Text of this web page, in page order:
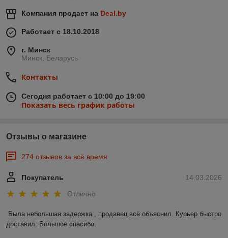
Компания продает на Deal.by
Работает с 18.10.2018
г. Минск
Минск, Беларусь
Контакты
Сегодня работает с 10:00 до 19:00
Показать весь график работы
Отзывы о магазине
274 отзывов за всё время
14.03.2026
Покупатель
Отлично
Была небольшая задержка , продавец всё объяснил. Курьер быстро
доставил. Большое спасибо.